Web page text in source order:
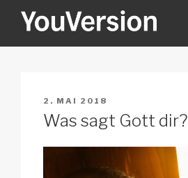
Inhalt
YOUVERSION
VERÖFFENTLICHT
AM
2. MAI 2018
Was sagt Gott dir?